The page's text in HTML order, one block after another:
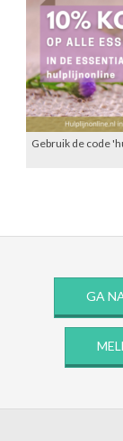
Gebruik de code
GA